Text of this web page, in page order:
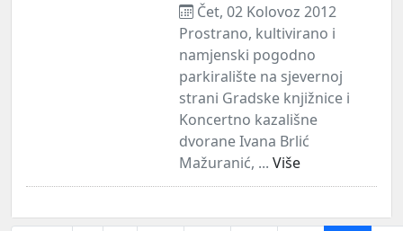
Čet, 02 Kolovoz 2012
Prostrano, kultivirano i
namjenski pogodno
parkiralište na sjevernoj
strani Gradske knjižnice i
Koncertno kazališne
dvorane Ivana Brlić
Mažuranić, ... Više